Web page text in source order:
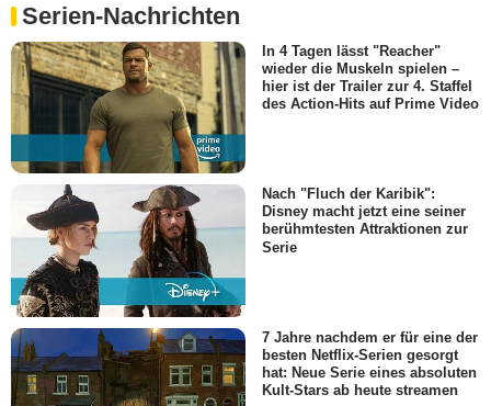
Serien-Nachrichten
In 4 Tagen lässt "Reacher"
wieder die Muskeln spielen –
hier ist der Trailer zur 4. Staffel
des Action-Hits auf Prime Video
Nach "Fluch der Karibik":
Disney macht jetzt eine seiner
berühmtesten Attraktionen zur
Serie
7 Jahre nachdem er für eine der
besten Netflix-Serien gesorgt
hat: Neue Serie eines absoluten
Kult-Stars ab heute streamen